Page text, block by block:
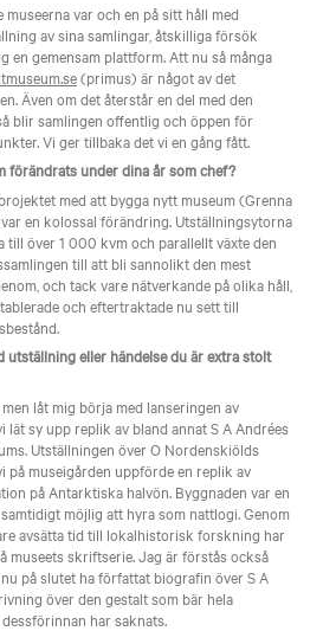
museerna var och en på sitt håll med
av sina samlingar, åtskilliga försök
en gemensam plattform. Att nu så många
(primus) är något av det
Även om det återstår en del med den
blir samlingen offentlig och öppen för
Vi ger tillbaka det vi en gång fått.
förändrats under dina år som chef?
med att bygga nytt museum (Grenna
en kolossal förändring. Utställningsytorna
till över 1 000 kvm och parallellt växte den
till att bli sannolikt den mest
och tack vare nätverkande på olika håll,
och eftertraktade nu sett till
utställning eller händelse du är extra stolt
låt mig börja med lanseringen av
lät sy upp replik av bland annat S A Andrées
Utställningen över O Nordenskiölds
på museigården uppförde en replik av
på Antarktiska halvön. Byggnaden var en
möjlig att hyra som nattlogi. Genom
avsätta tid till lokalhistorisk forskning har
museets skriftserie. Jag är förstås också
på slutet ha författat biografin över S A
över den gestalt som bär hela
har saknats.